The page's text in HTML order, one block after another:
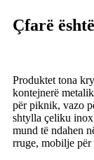
Çfarë
Produktet tona
kontejnerë
për piknik, vazo
shtylla çeliku
mund të ndahen
rruge, mobilje për